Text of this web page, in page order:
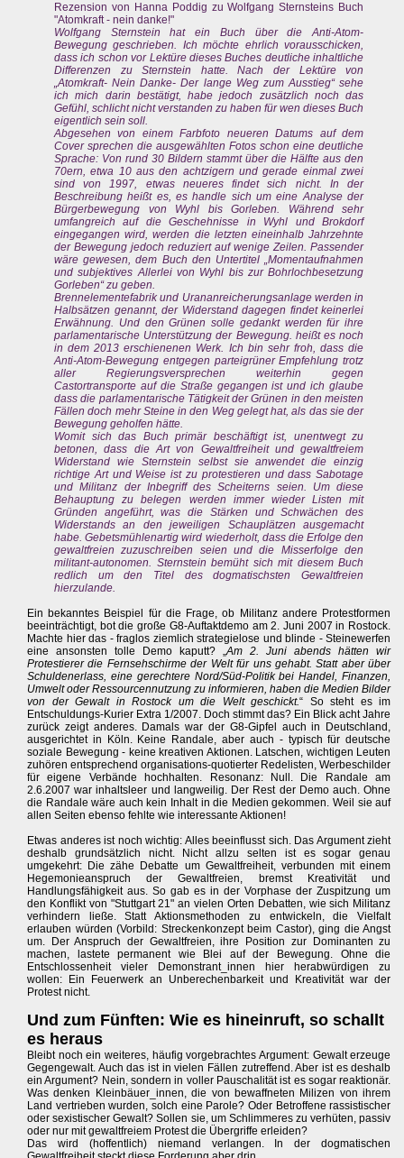
Rezension von Hanna Poddig zu Wolfgang Sternsteins Buch
"Atomkraft - nein danke!"
Wolfgang Sternstein hat ein Buch über die Anti-Atom-
Bewegung geschrieben. Ich möchte ehrlich vorausschicken,
dass ich schon vor Lektüre dieses Buches deutliche inhaltliche
Differenzen zu Sternstein hatte. Nach der Lektüre von
„Atomkraft- Nein Danke- Der lange Weg zum Ausstieg“ sehe
ich mich darin bestätigt, habe jedoch zusätzlich noch das
Gefühl, schlicht nicht verstanden zu haben für wen dieses Buch
eigentlich sein soll.
Abgesehen von einem Farbfoto neueren Datums auf dem
Cover sprechen die ausgewählten Fotos schon eine deutliche
Sprache: Von rund 30 Bildern stammt über die Hälfte aus den
70ern, etwa 10 aus den achtzigern und gerade einmal zwei
sind von 1997, etwas neueres findet sich nicht. In der
Beschreibung heißt es, es handle sich um eine Analyse der
Bürgerbewegung von Wyhl bis Gorleben. Während sehr
umfangreich auf die Geschehnisse in Wyhl und Brokdorf
eingegangen wird, werden die letzten eineinhalb Jahrzehnte
der Bewegung jedoch reduziert auf wenige Zeilen. Passender
wäre gewesen, dem Buch den Untertitel „Momentaufnahmen
und subjektives Allerlei von Wyhl bis zur Bohrlochbesetzung
Gorleben“ zu geben.
Brennelementefabrik und Urananreicherungsanlage werden in
Halbsätzen genannt, der Widerstand dagegen findet keinerlei
Erwähnung. Und den Grünen solle gedankt werden für ihre
parlamentarische Unterstützung der Bewegung. heißt es noch
in dem 2013 erschienenen Werk. Ich bin sehr froh, dass die
Anti-Atom-Bewegung entgegen parteigrüner Empfehlung trotz
aller Regierungsversprechen weiterhin gegen
Castortransporte auf die Straße gegangen ist und ich glaube
dass die parlamentarische Tätigkeit der Grünen in den meisten
Fällen doch mehr Steine in den Weg gelegt hat, als das sie der
Bewegung geholfen hätte.
Womit sich das Buch primär beschäftigt ist, unentwegt zu
betonen, dass die Art von Gewaltfreiheit und gewaltfreiem
Widerstand wie Sternstein selbst sie anwendet die einzig
richtige Art und Weise ist zu protestieren und dass Sabotage
und Militanz der Inbegriff des Scheiterns seien. Um diese
Behauptung zu belegen werden immer wieder Listen mit
Gründen angeführt, was die Stärken und Schwächen des
Widerstands an den jeweiligen Schauplätzen ausgemacht
habe. Gebetsmühlenartig wird wiederholt, dass die Erfolge den
gewaltfreien zuzuschreiben seien und die Misserfolge den
militant-autonomen. Sternstein bemüht sich mit diesem Buch
redlich um den Titel des dogmatischsten Gewaltfreien
hierzulande.
Ein bekanntes Beispiel für die Frage, ob Militanz andere Protestformen
beeinträchtigt, bot die große G8-Auftaktdemo am 2. Juni 2007 in Rostock.
Machte hier das - fraglos ziemlich strategielose und blinde - Steinewerfen
eine ansonsten tolle Demo kaputt? „Am 2. Juni abends hätten wir
Protestierer die Fernsehschirme der Welt für uns gehabt. Statt aber über
Schuldenerlass, eine gerechtere Nord/Süd-Politik bei Handel, Finanzen,
Umwelt oder Ressourcennutzung zu informieren, haben die Medien Bilder
von der Gewalt in Rostock um die Welt geschickt.“ So steht es im
Entschuldungs-Kurier Extra 1/2007. Doch stimmt das? Ein Blick acht Jahre
zurück zeigt anderes. Damals war der G8-Gipfel auch in Deutschland,
ausgerichtet in Köln. Keine Randale, aber auch - typisch für deutsche
soziale Bewegung - keine kreativen Aktionen. Latschen, wichtigen Leuten
zuhören entsprechend organisations-quotierter Redelisten, Werbeschilder
für eigene Verbände hochhalten. Resonanz: Null. Die Randale am
2.6.2007 war inhaltsleer und langweilig. Der Rest der Demo auch. Ohne
die Randale wäre auch kein Inhalt in die Medien gekommen. Weil sie auf
allen Seiten ebenso fehlte wie interessante Aktionen!
Etwas anderes ist noch wichtig: Alles beeinflusst sich. Das Argument zieht
deshalb grundsätzlich nicht. Nicht allzu selten ist es sogar genau
umgekehrt: Die zähe Debatte um Gewaltfreiheit, verbunden mit einem
Hegemonieanspruch der Gewaltfreien, bremst Kreativität und
Handlungsfähigkeit aus. So gab es in der Vorphase der Zuspitzung um
den Konflikt von "Stuttgart 21" an vielen Orten Debatten, wie sich Militanz
verhindern ließe. Statt Aktionsmethoden zu entwickeln, die Vielfalt
erlauben würden (Vorbild: Streckenkonzept beim Castor), ging die Angst
um. Der Anspruch der Gewaltfreien, ihre Position zur Dominanten zu
machen, lastete permanent wie Blei auf der Bewegung. Ohne die
Entschlossenheit vieler Demonstrant_innen hier herabwürdigen zu
wollen: Ein Feuerwerk an Unberechenbarkeit und Kreativität war der
Protest nicht.
Und zum Fünften: Wie es hineinruft, so schallt
es heraus
Bleibt noch ein weiteres, häufig vorgebrachtes Argument: Gewalt erzeuge
Gegengewalt. Auch das ist in vielen Fällen zutreffend. Aber ist es deshalb
ein Argument? Nein, sondern in voller Pauschalität ist es sogar reaktionär.
Was denken Kleinbäuer_innen, die von bewaffneten Milizen von ihrem
Land vertrieben wurden, solch eine Parole? Oder Betroffene rassistischer
oder sexistischer Gewalt? Sollen sie, um Schlimmeres zu verhüten, passiv
oder nur mit gewaltfreiem Protest die Übergriffe erleiden?
Das wird (hoffentlich) niemand verlangen. In der dogmatischen